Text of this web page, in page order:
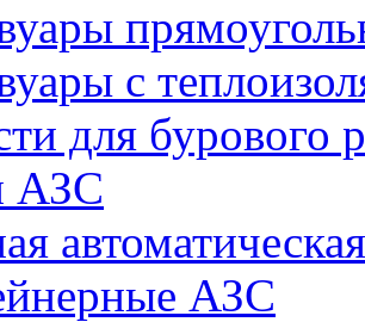
с
для бурового
АЗС
АЗС